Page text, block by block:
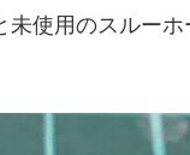
未使用のスルー